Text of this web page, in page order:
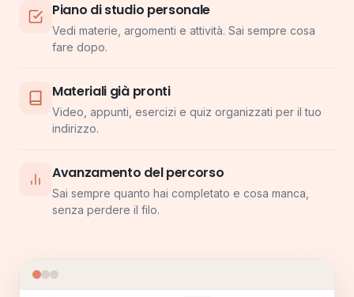
Piano di studio personale
Vedi materie, argomenti e attività. Sai sempre cosa
fare dopo.
Materiali già pronti
Video, appunti, esercizi e quiz organizzati per il tuo
indirizzo.
Avanzamento del percorso
Sai sempre quanto hai completato e cosa manca,
senza perdere il filo.